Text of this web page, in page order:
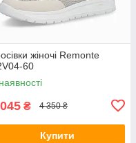
жіночі Remonte
60
₴ 4 350 ₴
Купити